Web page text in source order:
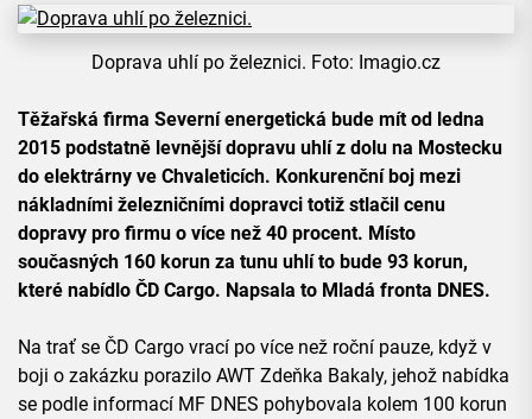
Doprava uhlí po železnici. Foto: Imagio.cz
Těžařská firma Severní energetická bude mít od ledna
2015 podstatně levnější dopravu uhlí z dolu na Mostecku
do elektrárny ve Chvaleticích. Konkurenční boj mezi
nákladními železničními dopravci totiž stlačil cenu
dopravy pro firmu o více než 40 procent. Místo
současných 160 korun za tunu uhlí to bude 93 korun,
které nabídlo ČD Cargo. Napsala to Mladá fronta DNES.
Na trať se ČD Cargo vrací po více než roční pauze, když v
boji o zakázku porazilo AWT Zdeňka Bakaly, jehož nabídka
se podle informací MF DNES pohybovala kolem 100 korun